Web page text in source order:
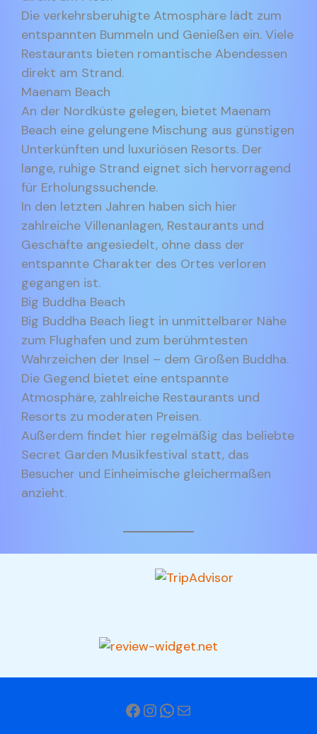
Die verkehrsberuhigte Atmosphäre lädt zum
entspannten Bummeln und Genießen ein. Viele
Restaurants bieten romantische Abendessen
direkt am Strand.
Maenam Beach
An der Nordküste gelegen, bietet Maenam
Beach eine gelungene Mischung aus günstigen
Unterkünften und luxuriösen Resorts. Der
lange, ruhige Strand eignet sich hervorragend
für Erholungssuchende.
In den letzten Jahren haben sich hier
zahlreiche Villenanlagen, Restaurants und
Geschäfte angesiedelt, ohne dass der
entspannte Charakter des Ortes verloren
gegangen ist.
Big Buddha Beach
Big Buddha Beach liegt in unmittelbarer Nähe
zum Flughafen und zum berühmtesten
Wahrzeichen der Insel – dem Großen Buddha.
Die Gegend bietet eine entspannte
Atmosphäre, zahlreiche Restaurants und
Resorts zu moderaten Preisen.
Außerdem findet hier regelmäßig das beliebte
Secret Garden Musikfestival statt, das
Besucher und Einheimische gleichermaßen
anzieht.